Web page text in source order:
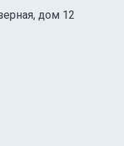
дом 12